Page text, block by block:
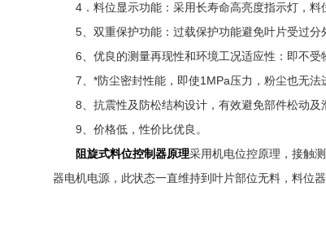
4．料位显示功能：采用长寿命高亮度指示灯，料
5、双重保护功能：过载保护功能避免叶片受过分
6、优良的测量再现性和环境工况适应性：即不受
7、*防尘密封性能，即使1MPa压力，粉尘也无法
8、抗震性及防松结构设计，有效避免部件松动及
9、价格低，性价比优良。
阻旋式料位控制器原理采用机电位控原理，接触
器电机电源，此状态一直维持到叶片部位无料，料位